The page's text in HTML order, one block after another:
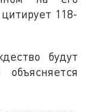
118-
будут